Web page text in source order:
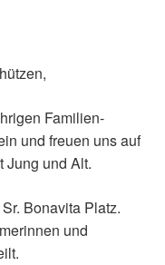
Familien-
und freuen uns auf
Jung und Alt.
Bonavita Platz.
und